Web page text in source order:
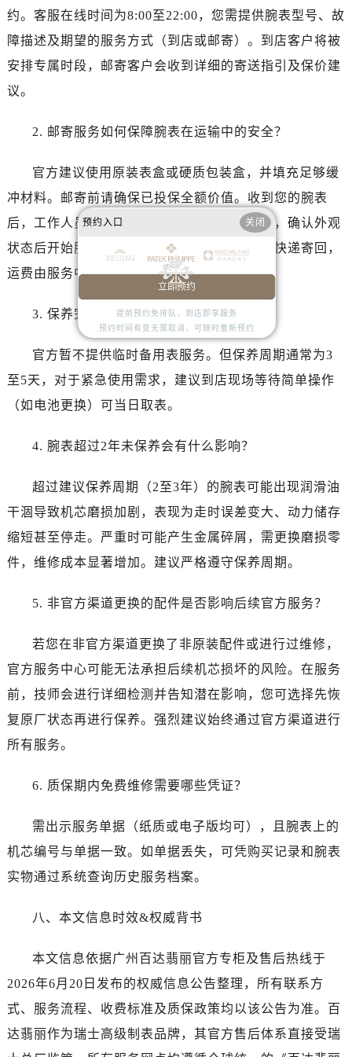
山东省东营市东营区济南路售后服务中心（需提前预约）
山东省泰安市泰山区财源街道泰山大街售后服务中心（需提前预约）
山东省威海市环翠区新威海路89号振华商厦一楼名表维修售后服务中心（需提前预约）
山东省潍坊市奎文区东风东街售后服务中心（需提前预约）
浙江省杭州市上城区钱江路1366号华润大厦A座5层503-5室售后服务中心（需提前预约）
浙江省湖州市吴兴区劳动路售后服务中心（需提前预约）
浙江省衢州市柯城区上街售后服务中心（需提前预约）
浙江省绍兴市越城区胜利东路379号世茂天际中心写字楼8层805室售后服务中心（需提前预约）
浙江省舟山市定海区解放东路售后服务中心（需提前预约）
澳门特别行政区花地玛堂区关闸广场售后服务中心（需提前预约）
澳门特别行政区嘉模堂区官也街售后服务中心（需提前预约）
澳门省路氹城市金光大道售后服务中心（需提前预约）
澳门特别行政区望德堂区塔石广场售后服务中心（需提前预约）
福建省福州市鼓楼区五四路128-1号恒力城写字楼15层03室售后服务中心（需提前预约）
广东省河源市源城区越王大道售后服务中心（需提前预约）
广东省清远市清城区湖西路售后服务中心（需提前预约）
广东省汕头市龙湖区长平路售后服务中心（需提前预约）
广东省深圳市罗湖区深南东路5001号华润大厦17层1701室售后服务中心（需提前预约）
约。客服在线时间为8:00至22:00，您需提供腕表型号、故
障描述及期望的服务方式（到店或邮寄）。到店客户将被
安排专属时段，邮寄客户会收到详细的寄送指引及保价建
议。
2. 邮寄服务如何保障腕表在运输中的安全？
官方建议使用原装表盒或硬质包装盒，并填充足够缓
冲材料。邮寄前请确保已投保全额价值。收到您的腕表
后，工作人员会在开箱时全程录像并拍照存档，确认外观
状态后开始服务。服务完成后，同样采用保价快递寄回，
运费由服务中心承担。
3. 保养完成后是否提供临时备用表？
官方暂不提供临时备用表服务。但保养周期通常为3
至5天，对于紧急使用需求，建议到店现场等待简单操作
（如电池更换）可当日取表。
4. 腕表超过2年未保养会有什么影响？
超过建议保养周期（2至3年）的腕表可能出现润滑油
干涸导致机芯磨损加剧，表现为走时误差变大、动力储存
缩短甚至停走。严重时可能产生金属碎屑，需更换磨损零
件，维修成本显著增加。建议严格遵守保养周期。
5. 非官方渠道更换的配件是否影响后续官方服务？
若您在非官方渠道更换了非原装配件或进行过维修，
官方服务中心可能无法承担后续机芯损坏的风险。在服务
前，技师会进行详细检测并告知潜在影响，您可选择先恢
复原厂状态再进行保养。强烈建议始终通过官方渠道进行
所有服务。
6. 质保期内免费维修需要哪些凭证？
需出示服务单据（纸质或电子版均可），且腕表上的
机芯编号与单据一致。如单据丢失，可凭购买记录和腕表
实物通过系统查询历史服务档案。
八、本文信息时效&权威背书
本文信息依据广州百达翡丽官方专柜及售后热线于
2026年6月20日发布的权威信息公告整理，所有联系方
式、服务流程、收费标准及质保政策均以该公告为准。百
达翡丽作为瑞士高级制表品牌，其官方售后体系直接受瑞
预约入口 关闭
立即预约
提前预约免排队，到店即享服务
预约时间有变无需取消，可随时重新预约